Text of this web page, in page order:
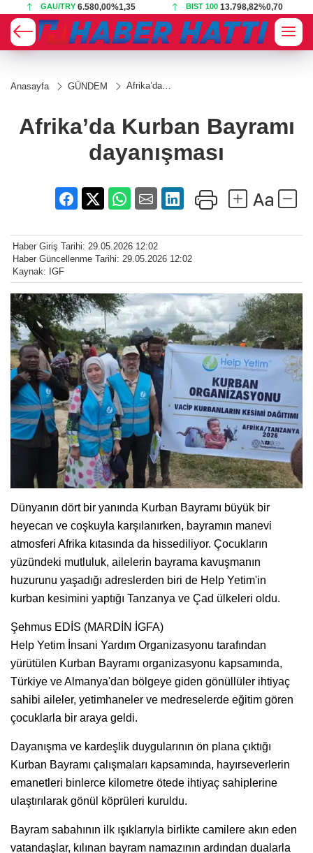
GAU/TRY 6.580,00%1,35 BIST 100 13.798,82%0,70
Anasayfa GÜNDEM
Afrika’da
dayanışması
Afrika’da Kurban Bayramı
dayanışması
Haber Giriş Tarihi: 29.05.2026 12:02
Haber Güncellenme Tarihi: 29.05.2026 12:02
Kaynak: IGF
Dünyanın dört bir yanında Kurban Bayramı büyük bir
heyecan ve coşkuyla karşılanırken, bayramın manevi
atmosferi Afrika kıtasında da hissediliyor. Çocukların
yüzündeki mutluluk, ailelerin bayrama kavuşmanın
huzurunu yaşadığı adreslerden biri de Help Yetim'in
kurban kesimini yaptığı Tanzanya ve Çad ülkeleri oldu.
Şehmus EDİS (MARDİN İGFA)
Help Yetim İnsani Yardım Organizasyonu tarafından
yürütülen Kurban Bayramı organizasyonu kapsamında,
Türkiye ve Almanya'dan bölgeye giden gönüllüler ihtiyaç
sahibi aileler, yetimhaneler ve medreselerde eğitim gören
çocuklarla bir araya geldi.
Dayanışma ve kardeşlik duygularının ön plana çıktığı
Kurban Bayramı çalışmaları kapsamında, hayırseverlerin
emanetleri binlerce kilometre ötede ihtiyaç sahiplerine
ulaştırılarak gönül köprüleri kuruldu.
Bayram sabahının ilk ışıklarıyla birlikte camilere akın eden
vatandaşlar, kılınan bayram namazının ardından dualarla